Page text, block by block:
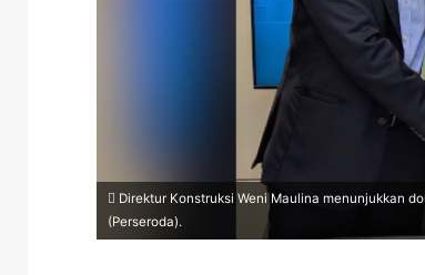
Direktur Konstruksi Weni Maulina menunjukkan
(Perseroda).